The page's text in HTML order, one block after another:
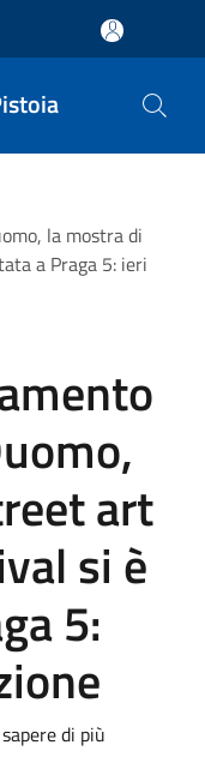
la mostra di
a Praga 5: ieri
art
si è
5:
di più